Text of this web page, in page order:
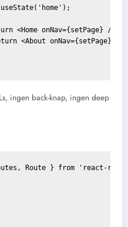
<Home onNav={setPage} />;
<About onNav={setPage} />;
ingen back-knap, ingen deep
Route } from 'react-